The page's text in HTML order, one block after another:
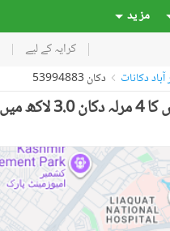
مز ید
کرایہ کے لیے
آباد دکانات دکان 53994883